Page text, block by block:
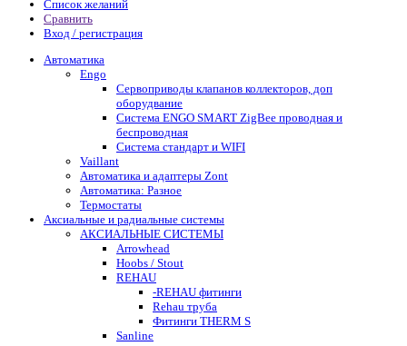
Список желаний
Сравнить
Вход / регистрация
Автоматика
Engo
Сервоприводы клапанов коллекторов, доп
оборудвание
Система ENGO SMART ZigBee проводная и
беспроводная
Система стандарт и WIFI
Vaillant
Автоматика и адаптеры Zont
Автоматика: Разное
Термостаты
Аксиальные и радиальные системы
АКСИАЛЬНЫЕ СИСТЕМЫ
Arrowhead
Hoobs / Stout
REHAU
-REHAU фитинги
Rehau труба
Фитинги THERM S
Sanline